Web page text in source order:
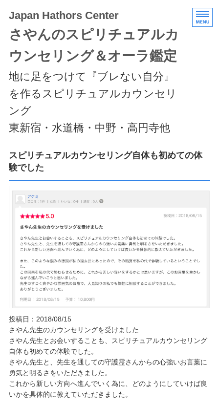
Japan Hathors Center
さやんのスピリチュアルカ
ウンセリング＆オーラ鑑定
地に足をつけて『ブレない自分』
を作るスピリチュアルカウンセリ
ング
東新宿・水道橋・中野・高円寺他
HOME
メニュー/料金
エキスパートクラス
スケジュール/アクセス
ご予約/お問い合わせ
スピリチュアルカウンセリング自体も初めての体
験でした
投稿日：2018/08/15
さやん先生のカウンセリングを受けました
さやん先生とお会いすることも、スピリチュアルカウンセリング
自体も初めての体験でした。
さやん先生と、先生を通しての守護霊さんからの心強いお言葉に
勇気と明るさをいただきました。
これから新しい方向へ進んでいく為に、どのようにしていけば良
いかを具体的に教えていただきました。